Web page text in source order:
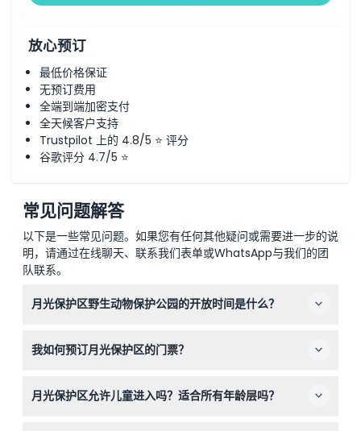
放心预订
最低价格保证
无预订费用
全端到端加密支付
全天候客户支持
Trustpilot 上的 4.8/5 ⭐ 评分
谷歌评分 4.7/5 ⭐
常见问题解答
以下是一些常见问题。如果您有任何其他疑问或需要进一步的说
明，请通过在线聊天、联系我们表单或WhatsApp与我们的团
队联系。
月光保护区野生动物保护公园的开放时间是什么？
场时间为下午3:00。圣诞节闭园（可能会有变动——请在预
我如何预订月光保护区的门票？
期和票种，以确保当天顺利入园。
月光保护区允许儿童进入吗？适合所有年龄层吗？